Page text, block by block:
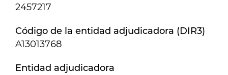
2457217
Código de la entidad adjudicadora (DIR3)
A13013768
Entidad adjudicadora